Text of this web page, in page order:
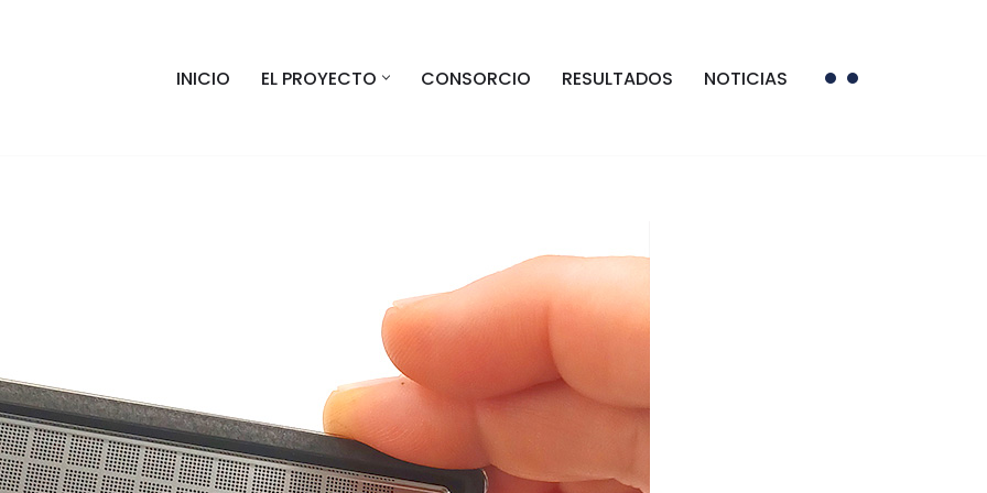
INICIO EL PROYECTO CONSORCIO RESULTADOS NOTICIAS